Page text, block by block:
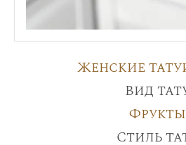
Женские
Вид
Фрукты
Стиль